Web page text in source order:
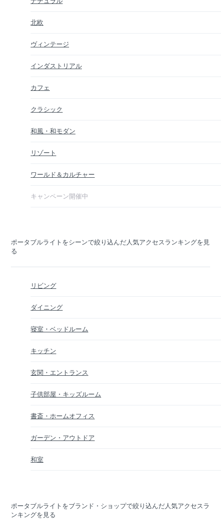
北欧
ヴィンテージ
インダストリアル
カフェ
クラシック
和風・和モダン
リゾート
ワールド＆カルチャー
キャンペーン開催中
ポータブルライトをシーンで絞り込んだ人気アクセスランキングを見
る
リビング
ダイニング
寝室・ベッドルーム
キッチン
玄関・エントランス
子供部屋・キッズルーム
書斎・ホームオフィス
ガーデン・アウトドア
和室
ポータブルライトをブランド・ショップで絞り込んだ人気アクセスラ
ンキングを見る